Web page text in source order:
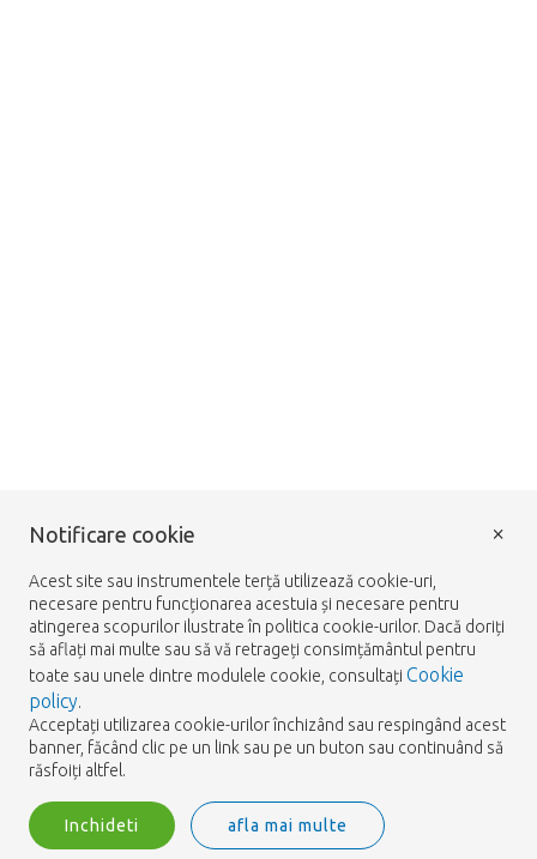
Notificare cookie
Acest site sau instrumentele terță utilizează cookie-uri,
necesare pentru funcționarea acestuia și necesare pentru
atingerea scopurilor ilustrate în politica cookie-urilor. Dacă doriți
să aflați mai multe sau să vă retrageți consimțământul pentru
toate sau unele dintre modulele cookie, consultați Cookie
policy.
Acceptați utilizarea cookie-urilor închizând sau respingând acest
banner, făcând clic pe un link sau pe un buton sau continuând să
răsfoiți altfel.
Inchideti afla mai multe
×